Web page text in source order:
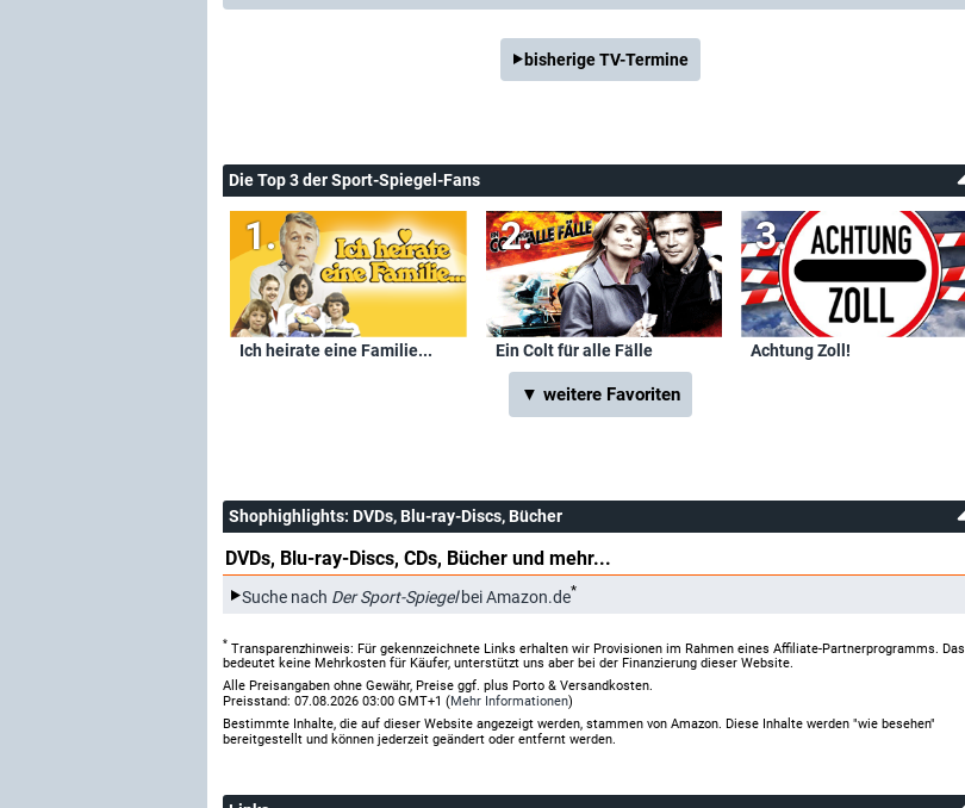
bisherige TV-Termine
Die Top 3 der Sport-Spiegel-Fans
Ich heirate eine Familie... Ein Colt für alle Fälle Achtung Zoll!
▼ weitere Favoriten
Shophighlights: DVDs, Blu-ray-Discs, Bücher
DVDs, Blu-ray-Discs, CDs, Bücher und mehr...
Suche nach Der Sport-Spiegelbei Amazon.de*
* Transparenzhinweis: Für gekennzeichnete Links erhalten wir Provisionen im Rahmen eines Affiliate-Partnerprogramms. Das
bedeutet keine Mehrkosten für Käufer, unterstützt uns aber bei der Finanzierung dieser Website.
Alle Preisangaben ohne Gewähr, Preise ggf. plus Porto & Versandkosten.
Preisstand: 07.08.2026 03:00 GMT+1 (Mehr Informationen)
Bestimmte Inhalte, die auf dieser Website angezeigt werden, stammen von Amazon. Diese Inhalte werden "wie besehen"
bereitgestellt und können jederzeit geändert oder entfernt werden.